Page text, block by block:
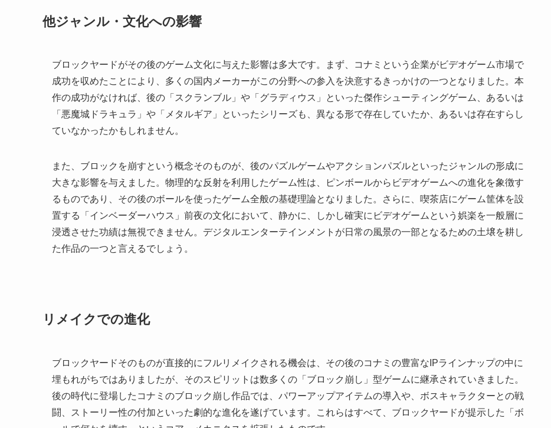
他ジャンル・文化への影響
ブロックヤードがその後のゲーム文化に与えた影響は多大です。まず、コナミという企業がビデオゲーム市場で
成功を収めたことにより、多くの国内メーカーがこの分野への参入を決意するきっかけの一つとなりました。本
作の成功がなければ、後の「スクランブル」や「グラディウス」といった傑作シューティングゲーム、あるいは
「悪魔城ドラキュラ」や「メタルギア」といったシリーズも、異なる形で存在していたか、あるいは存在すらし
ていなかったかもしれません。
また、ブロックを崩すという概念そのものが、後のパズルゲームやアクションパズルといったジャンルの形成に
大きな影響を与えました。物理的な反射を利用したゲーム性は、ピンボールからビデオゲームへの進化を象徴す
るものであり、その後のボールを使ったゲーム全般の基礎理論となりました。さらに、喫茶店にゲーム筐体を設
置する「インベーダーハウス」前夜の文化において、静かに、しかし確実にビデオゲームという娯楽を一般層に
浸透させた功績は無視できません。デジタルエンターテインメントが日常の風景の一部となるための土壌を耕し
た作品の一つと言えるでしょう。
リメイクでの進化
ブロックヤードそのものが直接的にフルリメイクされる機会は、その後のコナミの豊富なIPラインナップの中に
埋もれがちではありましたが、そのスピリットは数多くの「ブロック崩し」型ゲームに継承されていきました。
後の時代に登場したコナミのブロック崩し作品では、パワーアップアイテムの導入や、ボスキャラクターとの戦
闘、ストーリー性の付加といった劇的な進化を遂げています。これらはすべて、ブロックヤードが提示した「ボ